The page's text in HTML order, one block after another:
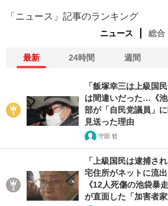
「ニュース」記事のランキング
ニュース 総合
最新 24時間 週間
「飯塚幸三は上級国
は間違いだった…《
部が「自民党議員」
見送った理由
守田 哲
「上級国民は逮捕さ
宅住所がネットに流
《12人死傷の池袋暴
が直面した「加害者家